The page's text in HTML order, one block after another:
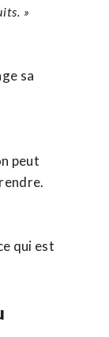
»
sa
peut
qui est